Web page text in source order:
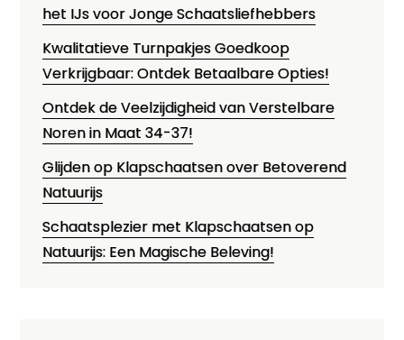
het IJs voor Jonge Schaatsliefhebbers
Kwalitatieve Turnpakjes Goedkoop
Verkrijgbaar: Ontdek Betaalbare Opties!
Ontdek de Veelzijdigheid van Verstelbare
Noren in Maat 34-37!
Glijden op Klapschaatsen over Betoverend
Natuurijs
Schaatsplezier met Klapschaatsen op
Natuurijs: Een Magische Beleving!